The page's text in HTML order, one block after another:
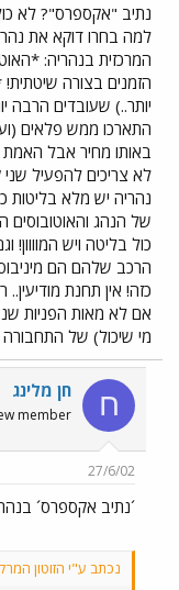
נתיב "אקספרס"? לא
למה בחרו דוקא את
המרכזית בנהריה:
הזמנים בצורה
יותר..) שעובדים הרבה
התארכו ממש פלאים
באותו מחיר אבל האמת
לא צריכים להפעיל שני
נהריה יש מלא בליטות
של הנהג והאוטובוסים
כול בליטה ויש
הרכב שלהם הם
כזה! אין תחנת
אם לא מאות הפניות
מי שיכול) של
ח חן מלינג
member
27/6/02
´נתיב אקספרס´
נכתב ע"י הזוטון